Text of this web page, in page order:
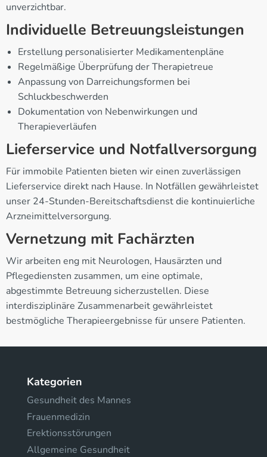
unverzichtbar.
Individuelle Betreuungsleistungen
Erstellung personalisierter Medikamentenpläne
Regelmäßige Überprüfung der Therapietreue
Anpassung von Darreichungsformen bei
Schluckbeschwerden
Dokumentation von Nebenwirkungen und
Therapieverläufen
Lieferservice und Notfallversorgung
Für immobile Patienten bieten wir einen zuverlässigen
Lieferservice direkt nach Hause. In Notfällen gewährleistet
unser 24-Stunden-Bereitschaftsdienst die kontinuierliche
Arzneimittelversorgung.
Vernetzung mit Fachärzten
Wir arbeiten eng mit Neurologen, Hausärzten und
Pflegediensten zusammen, um eine optimale,
abgestimmte Betreuung sicherzustellen. Diese
interdisziplinäre Zusammenarbeit gewährleistet
bestmögliche Therapieergebnisse für unsere Patienten.
Kategorien
Gesundheit des Mannes
Frauenmedizin
Erektionsstörungen
Allgemeine Gesundheit